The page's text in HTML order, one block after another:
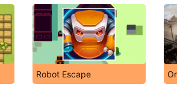
Robot Escape